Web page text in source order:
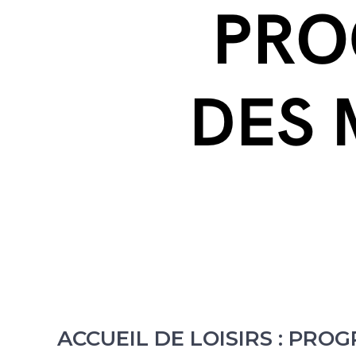
ACCUEIL DE LOISIRS :